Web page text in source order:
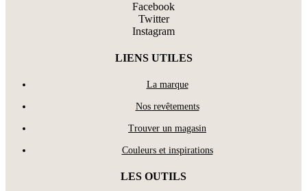
Facebook
Twitter
Instagram
LIENS UTILES
La marque
Nos revêtements
Trouver un magasin
Couleurs et inspirations
LES OUTILS